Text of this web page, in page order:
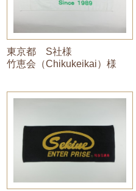
東京都 S社様
竹恵会（Chikukeikai）様